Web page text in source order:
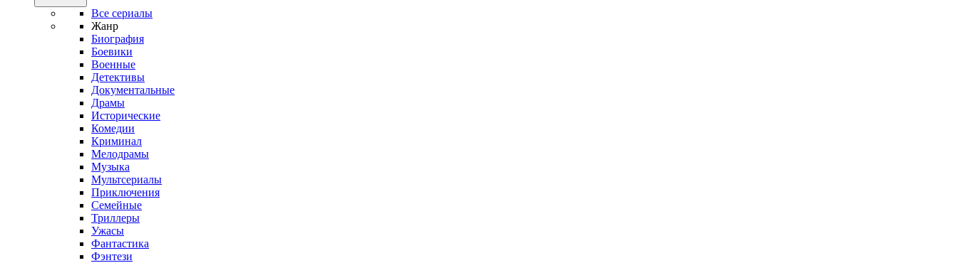
Все сериалы
Жанр
Биография
Боевики
Военные
Детективы
Документальные
Драмы
Исторические
Комедии
Криминал
Мелодрамы
Музыка
Мультсериалы
Приключения
Семейные
Триллеры
Ужасы
Фантастика
Фэнтези